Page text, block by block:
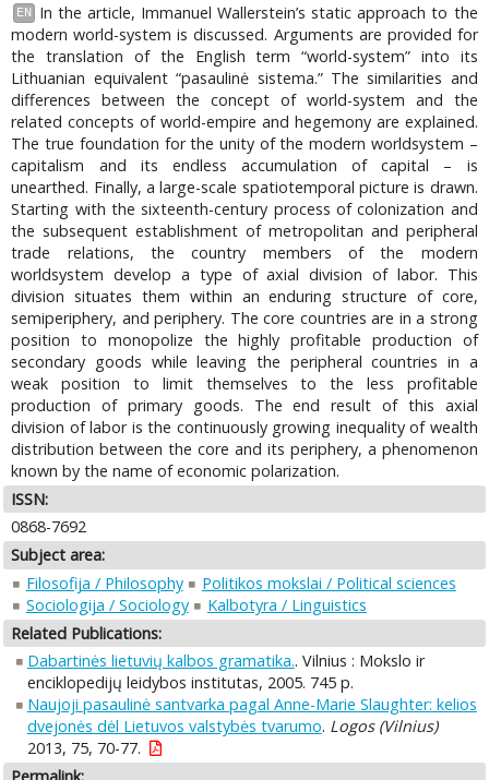
EN
In the article, Immanuel Wallerstein’s static approach to the
modern world-system is discussed. Arguments are provided for
the translation of the English term “world-system” into its
Lithuanian equivalent “pasaulinė sistema.” The similarities and
differences between the concept of world-system and the
related concepts of world-empire and hegemony are explained.
The true foundation for the unity of the modern worldsystem –
capitalism and its endless accumulation of capital – is
unearthed. Finally, a large-scale spatiotemporal picture is drawn.
Starting with the sixteenth-century process of colonization and
the subsequent establishment of metropolitan and peripheral
trade relations, the country members of the modern
worldsystem develop a type of axial division of labor. This
division situates them within an enduring structure of core,
semiperiphery, and periphery. The core countries are in a strong
position to monopolize the highly profitable production of
secondary goods while leaving the peripheral countries in a
weak position to limit themselves to the less profitable
production of primary goods. The end result of this axial
division of labor is the continuously growing inequality of wealth
distribution between the core and its periphery, a phenomenon
known by the name of economic polarization.
ISSN:
0868-7692
Subject area:
Filosofija / Philosophy
Politikos mokslai / Political sciences
Sociologija / Sociology
Kalbotyra / Linguistics
Related Publications:
Dabartinės lietuvių kalbos gramatika.. Vilnius : Mokslo ir
enciklopedijų leidybos institutas, 2005. 745 p.
Naujoji pasaulinė santvarka pagal Anne-Marie Slaughter: kelios
dvejonės dėl Lietuvos valstybės tvarumo. Logos (Vilnius)
2013, 75, 70-77.